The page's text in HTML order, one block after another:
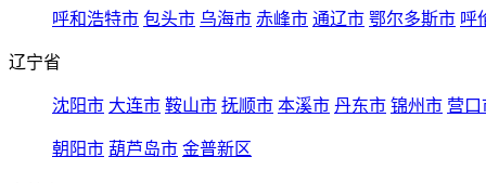
呼和浩特市 包头市 乌海市 赤峰市 通辽市 鄂尔多斯市 呼
辽宁省
沈阳市 大连市 鞍山市 抚顺市 本溪市 丹东市 锦州市 营口
朝阳市 葫芦岛市 金普新区